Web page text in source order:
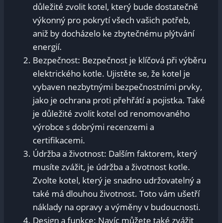
důležité zvolit kotel, který bude dostatečně
výkonný pro pokrytí všech vašich potřeb,
aniž by docházelo ke zbytečnému plýtvání
energií.
Bezpečnost: Bezpečnost je klíčová při výběru
elektrického kotle. Ujistěte se, že kotel je
vybaven nezbytnými bezpečnostními prvky,
jako je ochrana proti přehřátí a pojistka. Také
je důležité zvolit kotel od renomovaného
výrobce s dobrými recenzemi a
certifikacemi.
Údržba a životnost: Dalším faktorem, který
musíte zvážit, je údržba a životnost kotle.
Zvolte kotel, který je snadno udržovatelný a
také má dlouhou životnost. Toto vám ušetří
náklady na opravy a výměny v budoucnosti.
Design a funkce: Navíc můžete také zvážit